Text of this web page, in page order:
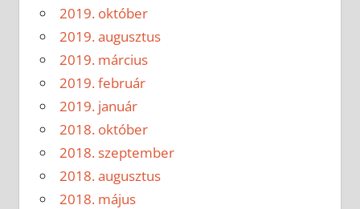
2019. október
2019. augusztus
2019. március
2019. február
2019. január
2018. október
2018. szeptember
2018. augusztus
2018. május